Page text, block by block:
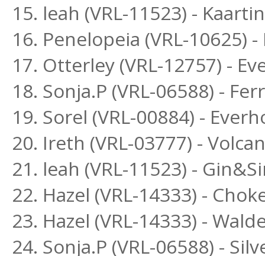
15. leah (VRL-11523) -
16. Penelopeia (VRL-10625)
17. Otterley (VRL-12757) -
18. Sonja.P (VRL-06588) -
19. Sorel (VRL-00884) -
20. Ireth (VRL-03777) -
21. leah (VRL-11523) -
22. Hazel (VRL-14333) -
23. Hazel (VRL-14333) -
24. Sonja.P (VRL-06588) -